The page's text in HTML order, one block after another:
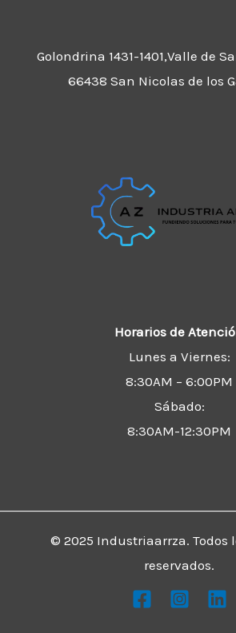
Golondrina 1431-1401,Valle de
66438 San Nicolas de los
Horarios de
Lunes a Viernes:
8:30AM – 6:00PM
Sábado:
8:30AM-12:30PM
© 2025 Industriaarrza. Todos
reservados.